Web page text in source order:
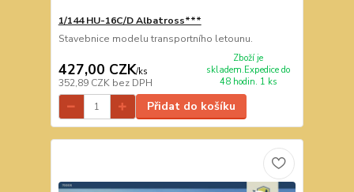
1/144 HU-16C/D Albatross***
Stavebnice modelu transportního letounu.
427,00 CZK/ks
352,89 CZK bez DPH
Zboží je
skladem.Expedice do
48 hodin. 1 ks
Přidat do košíku